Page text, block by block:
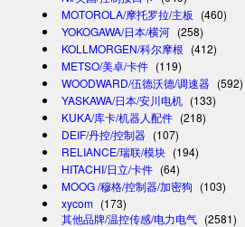
MOTOROLA/摩托罗拉/主板 (460)
YOKOGAWA/日本/横河 (258)
KOLLMORGEN/科尔摩根 (412)
METSO/美卓/卡件 (119)
WOODWARD/伍德沃德/调速器 (592)
YASKAWA/日本/安川电机 (133)
KUKA/库卡/机器人配件 (218)
DEIF/丹控/控制器 (107)
RELIANCE/瑞联/模块 (194)
HITACHI/日立/卡件 (64)
MOOG /穆格/控制器/加密狗 (103)
xycom (173)
其他品牌/温控传感/电力电气 (2581)